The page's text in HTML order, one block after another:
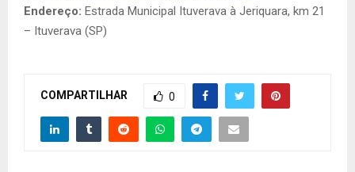
Endereço: Estrada Municipal Ituverava à Jeriquara, km 21
– Ituverava (SP)
COMPARTILHAR 0